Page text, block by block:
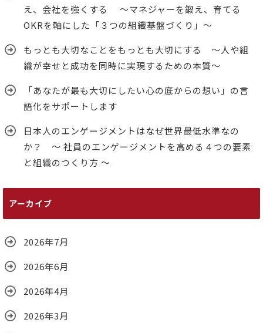
え、会社を強くする ～マネジャーを鍛え、育てる
OKRを軸にした「３つの組織基盤づくり」～
もっとも大切なことをもっとも大切にする ～人や組
織が幸せと成功を同時に実現するための本質～
「あなたが最も大切にしたい心の底からの想い」の言
語化をサポートします
日本人のエンゲージメントはなぜ世界最低水準なの
か？ ～ 社員のエンゲージメントを高める４つの要素
と組織のつくり方 ～
アーカイブ
2026年7月
2026年6月
2026年4月
2026年3月